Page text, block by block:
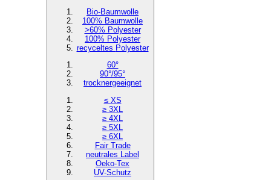
Bio-Baumwolle
100% Baumwolle
>60% Polyester
100% Polyester
recyceltes Polyester
60°
90°/95°
trocknergeeignet
≤ XS
≥ 3XL
≥ 4XL
≥ 5XL
≥ 6XL
Fair Trade
neutrales Label
Oeko-Tex
UV-Schutz